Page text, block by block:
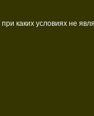
каких условиях не